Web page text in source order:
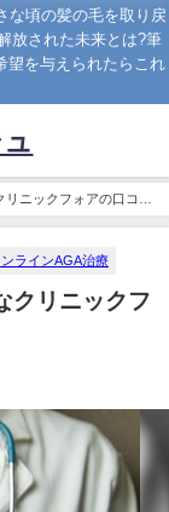
な頃の髪の毛を取り戻
放された未来とは?筆
望を与えられたらこれ
ニックフォアの口コミ
ンラインAGA治療
クリニックフ